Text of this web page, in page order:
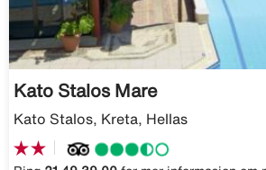
Kato Stalos Mare
Kato Stalos, Kreta, Hellas